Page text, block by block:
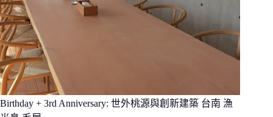
Birthday + 3rd Anniversary: 世外桃源與創新建築 台南 漁